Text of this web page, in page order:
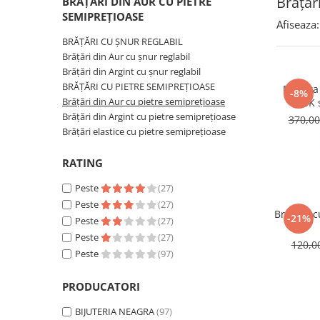
Coliere Transparente cu Cruce
Coliere Transparente cu Stea
Coliere Transparente cu Soare
Coliere Transparente cu Semilună
Coliere Transparente cu Zodii
Coliere Transparente cu Perle
Coliere Transparente cu Initiale
Coliere Transparente cu Flori
Coliere Transparente cu Animale
Coliere Transparente cu Pietre
Coliere Transparente Diverse
LĂNȚIȘOARE ARGINT
Lănțișoare cu Cruce
Lănțișoare cu Stea
Brățări din Argint cu pietre
semiprețioase
Brățări elastice cu pietre
semiprețioase
LĂNȚIȘOARE ARGINT
SEMIPREȚIOASE
BRĂȚĂRI CU ȘNUR REGLABIL
Brățări din Aur cu șnur reglabil
Brățări din Argint cu șnur reglabil
BRĂȚĂRI CU PIETRE SEMIPREȚIOASE
Brățări din Aur cu pietre semiprețioase
Brățări din Argint cu pietre semiprețioase
Brățări elastice cu pietre semiprețioase
RATING
Peste
(27)
Peste
(27)
Peste
(27)
Peste
(27)
Peste
(97)
PRODUCATORI
BIJUTERIA NEAGRA(97)
Afiseaza:
-8%
-21%
Bratara